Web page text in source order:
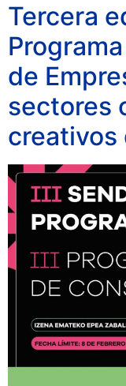
Tercera
de
sectores
creativos